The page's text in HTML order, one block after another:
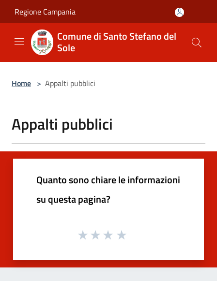
Regione Campania
Comune di Santo Stefano del
Sole
Home > Appalti pubblici
Appalti pubblici
Quanto sono chiare le informazioni
su questa pagina?